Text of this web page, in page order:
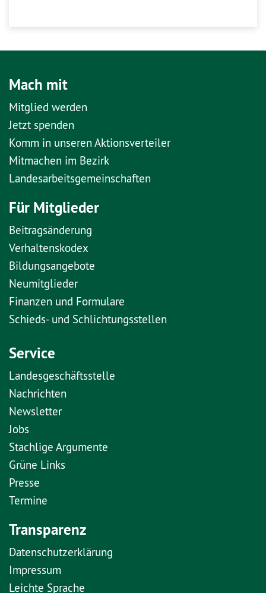
Mach mit
Mitglied werden
Jetzt spenden
Komm in unseren Aktionsverteiler
Mitmachen im Bezirk
Landesarbeitsgemeinschaften
Für Mitglieder
Beitragsänderung
Verhaltenskodex
Bildungsangebote
Neumitglieder
Finanzen und Formulare
Schieds- und Schlichtungsstellen
Service
Landesgeschäftsstelle
Nachrichten
Newsletter
Jobs
Stachlige Argumente
Grüne Links
Presse
Termine
Transparenz
Datenschutzerklärung
Impressum
Leichte Sprache